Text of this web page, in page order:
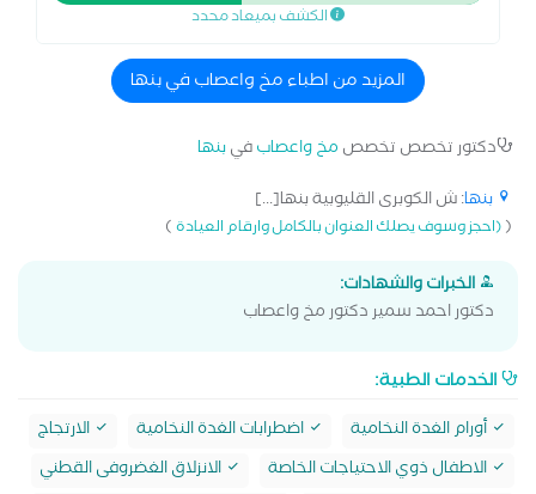
الكشف بميعاد محدد
المزيد من اطباء مخ واعصاب في بنها
دكتور تخصص تخصص مخ واعصابفيبنها
بنها: ش الكوبرى القليوبية بنها[...]
((احجز وسوف يصلك العنوان بالكامل وارقام العيادة)
الخبرات والشهادات:
دكتور احمد سمير دكتور مخ واعصاب
الخدمات الطبية:
أورام الغدة النخامية اضطرابات الغدة النخامية
الارتجاج
الاطفال ذوي الاحتياجات الخاصة
الانزلاق الغضروفى القطني